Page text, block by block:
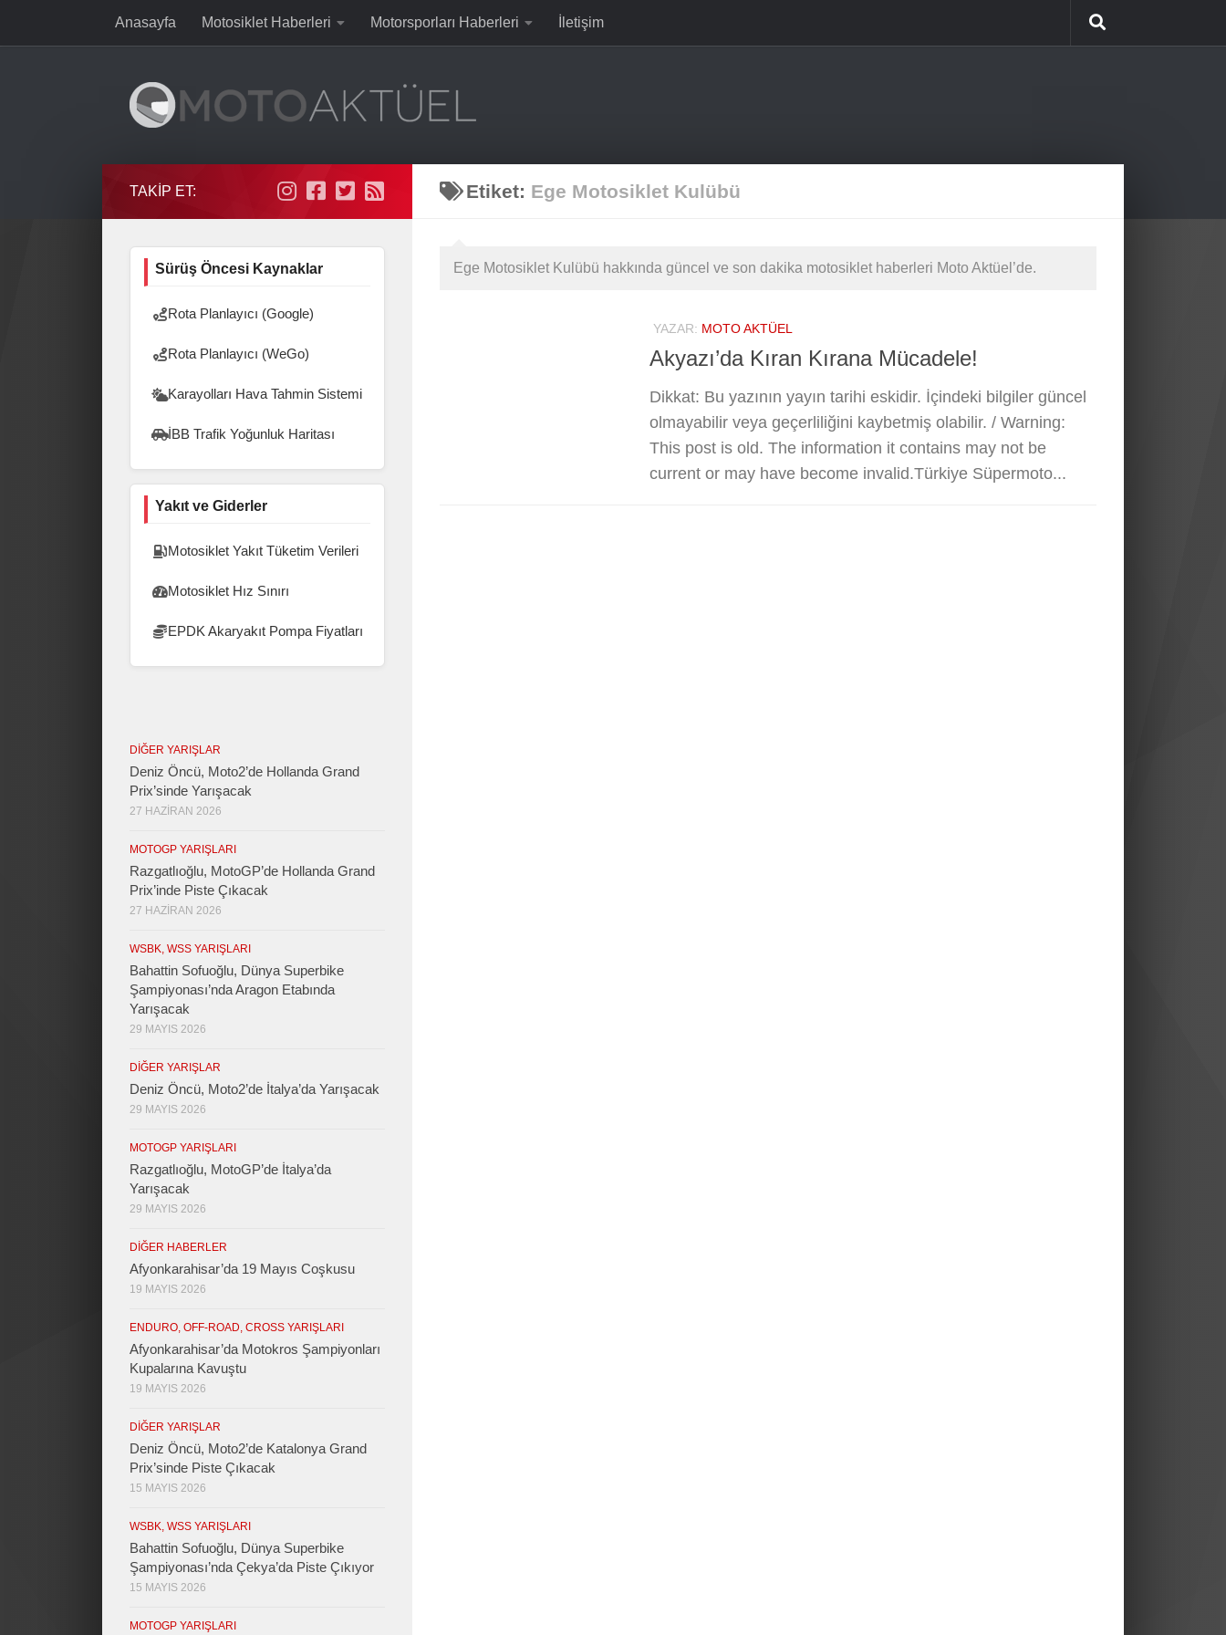
Skip to contentAnasayfa Motosiklet Haberleri Motorsporları Haberleri İletişim
Etiket: Ege Motosiklet Kulübü
Ege Motosiklet Kulübü hakkında güncel ve son dakika motosiklet haberleri Moto Aktüel’de.
YAZAR: MOTO AKTÜEL
Akyazı’da Kıran Kırana Mücadele!
Dikkat: Bu yazının yayın tarihi eskidir. İçindeki bilgiler güncel
olmayabilir veya geçerliliğini kaybetmiş olabilir. / Warning:
This post is old. The information it contains may not be
current or may have become invalid.Türkiye Süpermoto...
TAKIP ET:
Sürüş Öncesi Kaynaklar
Rota Planlayıcı (Google)
Rota Planlayıcı (WeGo)
Karayolları Hava Tahmin Sistemi
İBB Trafik Yoğunluk Haritası
Yakıt ve Giderler
Motosiklet Yakıt Tüketim Verileri
Motosiklet Hız Sınırı
EPDK Akaryakıt Pompa Fiyatları
DIĞER YARIŞLAR
Deniz Öncü, Moto2’de Hollanda Grand
Prix’sinde Yarışacak
27 HAZIRAN 2026
MOTOGP YARIŞLARI
Razgatlıoğlu, MotoGP’de Hollanda Grand
Prix’inde Piste Çıkacak
27 HAZIRAN 2026
WSBK, WSS YARIŞLARI
Bahattin Sofuoğlu, Dünya Superbike
Şampiyonası’nda Aragon Etabında
Yarışacak
29 MAYIS 2026
DIĞER YARIŞLAR
Deniz Öncü, Moto2’de İtalya’da Yarışacak
29 MAYIS 2026
MOTOGP YARIŞLARI
Razgatlıoğlu, MotoGP’de İtalya’da
Yarışacak
29 MAYIS 2026
DIĞER HABERLER
Afyonkarahisar’da 19 Mayıs Coşkusu
19 MAYIS 2026
ENDURO, OFF-ROAD, CROSS YARIŞLARI
Afyonkarahisar’da Motokros Şampiyonları
Kupalarına Kavuştu
19 MAYIS 2026
DIĞER YARIŞLAR
Deniz Öncü, Moto2’de Katalonya Grand
Prix’sinde Piste Çıkacak
15 MAYIS 2026
WSBK, WSS YARIŞLARI
Bahattin Sofuoğlu, Dünya Superbike
Şampiyonası’nda Çekya’da Piste Çıkıyor
15 MAYIS 2026
MOTOGP YARIŞLARI